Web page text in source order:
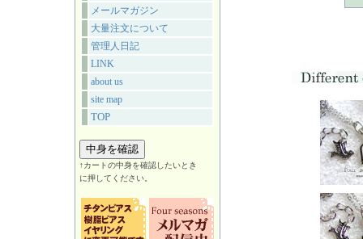
メールマガジン
大量注文について
管理人日記
LINK
about us
site map
TOP
↑カートの中身を確認したいとき
に押してください。